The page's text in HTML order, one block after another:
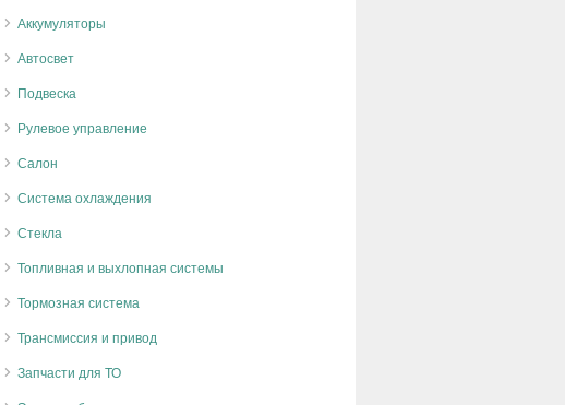
Аккумуляторы
Автосвет
Подвеска
Рулевое управление
Салон
Система охлаждения
Стекла
Топливная и выхлопная системы
Тормозная система
Трансмиссия и привод
Запчасти для ТО